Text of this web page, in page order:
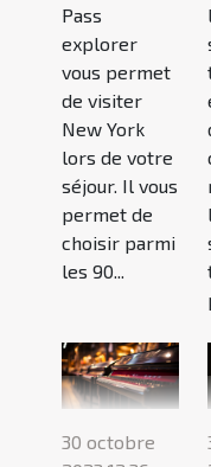
Pass
explorer
vous permet
de visiter
New York
lors de votre
séjour. Il vous
permet de
choisir parmi
les 90...
30 octobre